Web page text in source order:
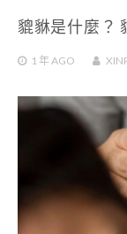
貔貅是什麼？
1 年 AGO